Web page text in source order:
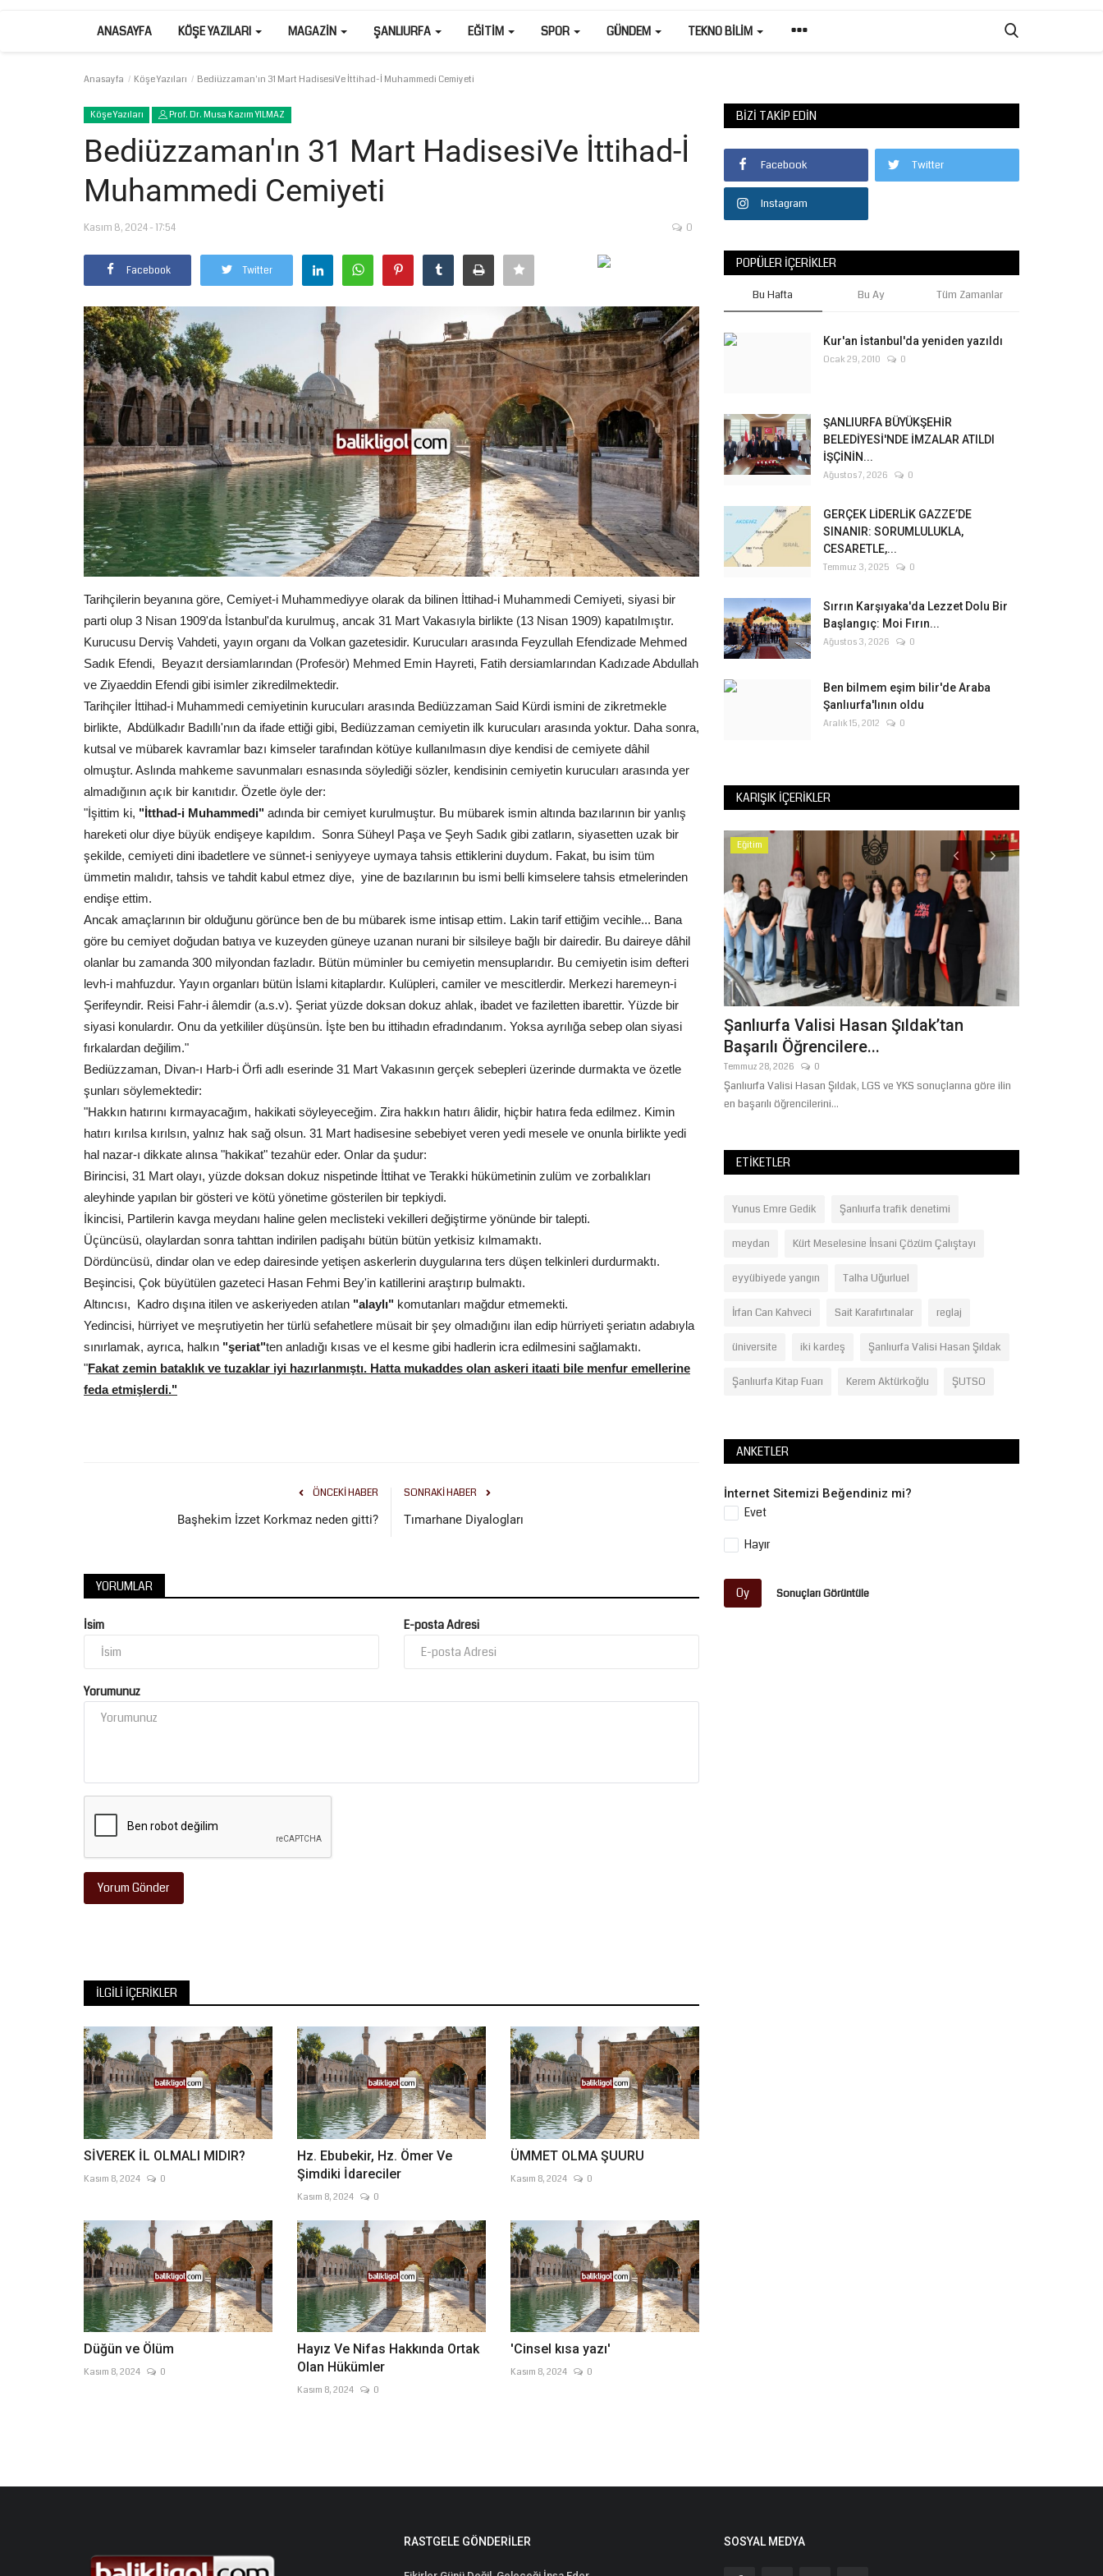
ANASAYFA KÖŞE YAZILARI MAGAZIN ŞANLIURFA EĞITIM SPOR GÜNDEM TEKNO BILIM
Anasayfa Köşe Yazıları Bediüzzaman'ın 31 Mart HadisesiVe İttihad-İ Muhammedi Cemiyeti
Köşe Yazıları Prof. Dr. Musa Kazım YILMAZ
Bediüzzaman'ın 31 Mart HadisesiVe İttihad-İ
Muhammedi Cemiyeti
Kasım 8, 2024 - 17:54 0
Facebook Twitter
Tarihçilerin beyanına göre, Cemiyet-i Muhammediyye olarak da bilinen İttihad-i Muhammedi Cemiyeti, siyasi bir
parti olup 3 Nisan 1909'da İstanbul'da kurulmuş, ancak 31 Mart Vakasıyla birlikte (13 Nisan 1909) kapatılmıştır.
Kurucusu Derviş Vahdeti, yayın organı da Volkan gazetesidir. Kurucuları arasında Feyzullah Efendizade Mehmed
Sadık Efendi, Beyazıt dersiamlarından (Profesör) Mehmed Emin Hayreti, Fatih dersiamlarından Kadızade Abdullah
ve Ziyaeddin Efendi gibi isimler zikredilmektedir.
Tarihçiler İttihad-i Muhammedi cemiyetinin kurucuları arasında Bediüzzaman Said Kürdi ismini de zikretmekle
birlikte, Abdülkadır Badıllı'nın da ifade ettiği gibi, Bediüzzaman cemiyetin ilk kurucuları arasında yoktur. Daha sonra,
kutsal ve mübarek kavramlar bazı kimseler tarafından kötüye kullanılmasın diye kendisi de cemiyete dâhil
olmuştur. Aslında mahkeme savunmaları esnasında söylediği sözler, kendisinin cemiyetin kurucuları arasında yer
almadığının açık bir kanıtıdır. Özetle öyle der:
"İşittim ki, "İtthad-i Muhammedi" adında bir cemiyet kurulmuştur. Bu mübarek ismin altında bazılarının bir yanlış
hareketi olur diye büyük endişeye kapıldım. Sonra Süheyl Paşa ve Şeyh Sadık gibi zatların, siyasetten uzak bir
şekilde, cemiyeti dini ibadetlere ve sünnet-i seniyyeye uymaya tahsis ettiklerini duydum. Fakat, bu isim tüm
ümmetin malıdır, tahsis ve tahdit kabul etmez diye, yine de bazılarının bu ismi belli kimselere tahsis etmelerinden
endişe ettim.
Ancak amaçlarının bir olduğunu görünce ben de bu mübarek isme intisap ettim. Lakin tarif ettiğim vecihle... Bana
göre bu cemiyet doğudan batıya ve kuzeyden güneye uzanan nurani bir silsileye bağlı bir dairedir. Bu daireye dâhil
olanlar bu zamanda 300 milyondan fazladır. Bütün müminler bu cemiyetin mensuplarıdır. Bu cemiyetin isim defteri
levh-i mahfuzdur. Yayın organları bütün İslami kitaplardır. Kulüpleri, camiler ve mescitlerdir. Merkezi haremeyn-i
Şerifeyndir. Reisi Fahr-i âlemdir (a.s.v). Şeriat yüzde doksan dokuz ahlak, ibadet ve faziletten ibarettir. Yüzde bir
siyasi konulardır. Onu da yetkililer düşünsün. İşte ben bu ittihadın efradındanım. Yoksa ayrılığa sebep olan siyasi
fırkalardan değilim."
Bediüzzaman, Divan-ı Harb-i Örfi adlı eserinde 31 Mart Vakasının gerçek sebepleri üzerinde durmakta ve özetle
şunları söylemektedir:
"Hakkın hatırını kırmayacağım, hakikati söyleyeceğim. Zira hakkın hatırı âlidir, hiçbir hatıra feda edilmez. Kimin
hatırı kırılsa kırılsın, yalnız hak sağ olsun. 31 Mart hadisesine sebebiyet veren yedi mesele ve onunla birlikte yedi
hal nazar-ı dikkate alınsa "hakikat" tezahür eder. Onlar da şudur:
Birincisi, 31 Mart olayı, yüzde doksan dokuz nispetinde İttihat ve Terakki hükümetinin zulüm ve zorbalıkları
aleyhinde yapılan bir gösteri ve kötü yönetime gösterilen bir tepkiydi.
İkincisi, Partilerin kavga meydanı haline gelen meclisteki vekilleri değiştirme yönünde bir talepti.
Üçüncüsü, olaylardan sonra tahttan indirilen padişahı bütün bütün yetkisiz kılmamaktı.
Dördüncüsü, dindar olan ve edep dairesinde yetişen askerlerin duygularına ters düşen telkinleri durdurmaktı.
Beşincisi, Çok büyütülen gazeteci Hasan Fehmi Bey'in katillerini araştırıp bulmaktı.
Altıncısı, Kadro dışına itilen ve askeriyeden atılan "alaylı" komutanları mağdur etmemekti.
Yedincisi, hürriyet ve meşrutiyetin her türlü sefahetlere müsait bir şey olmadığını ilan edip hürriyeti şeriatın adabıyla
sınırlamak, ayrıca, halkın "şeriat"ten anladığı kısas ve el kesme gibi hadlerin icra edilmesini sağlamaktı.
"Fakat zemin bataklık ve tuzaklar iyi hazırlanmıştı. Hatta mukaddes olan askeri itaati bile menfur emellerine
feda etmişlerdi."
ÖNCEKI HABER
Başhekim İzzet Korkmaz neden gitti?
SONRAKI HABER
Tımarhane Diyalogları
YORUMLAR
İsim E-posta Adresi
Yorumunuz
Yorum Gönder
İLGILI İÇERIKLER
SİVEREK İL OLMALI MIDIR?
Kasım 8, 2024 0
Hz. Ebubekir, Hz. Ömer Ve
Şimdiki İdareciler
Kasım 8, 2024 0
ÜMMET OLMA ŞUURU
Kasım 8, 2024 0
Düğün ve Ölüm
Kasım 8, 2024 0
Hayız Ve Nifas Hakkında Ortak
Olan Hükümler
Kasım 8, 2024 0
'Cinsel kısa yazı'
Kasım 8, 2024 0
BIZI TAKIP EDIN
Facebook Twitter
Instagram
POPÜLER İÇERIKLER
Bu Hafta Bu Ay Tüm Zamanlar
Kur'an İstanbul'da yeniden yazıldı
Ocak 29, 2010 0
ŞANLIURFA BÜYÜKŞEHİR
BELEDİYESİ'NDE İMZALAR ATILDI
İŞÇİNİN...
Ağustos 7, 2026 0
GERÇEK LİDERLİK GAZZE’DE
SINANIR: SORUMLULUKLA,
CESARETLE,...
Temmuz 3, 2025 0
Sırrın Karşıyaka'da Lezzet Dolu Bir
Başlangıç: Moi Fırın...
Ağustos 3, 2026 0
Ben bilmem eşim bilir'de Araba
Şanlıurfa'lının oldu
Aralık 15, 2012 0
KARIŞIK İÇERIKLER
Yaşam
Şanlıurfa’da Kavurucu Sıcaklar Geri
Dönüyor: Termometreler...
Temmuz 27, 2026 0
Meteoroloji Genel Müdürlüğü’nün (MGM) yayımladığı son hava
tahmin haritalarına göre,...
Siyaset
CHP’de Şanlıurfa Çatlağı: Mahmut
Haziran 10, 2026 0
deklarasyonuna Şanlıurfa...
Eğitim
Şanlıurfa Valisi Hasan Şıldak’tan
Başarılı Öğrencilere...
Temmuz 28, 2026 0
Şanlıurfa Valisi Hasan Şıldak, LGS ve YKS sonuçlarına göre ilin
en başarılı öğrencilerini...
ETIKETLER
Yunus Emre Gedik Şanlıurfa trafik denetimi
meydan Kürt Meselesine İnsani Çözüm Çalıştayı
eyyübiyede yangın Talha Uğurluel
İrfan Can Kahveci Sait Karafırtınalar reglaj
üniversite iki kardeş Şanlıurfa Valisi Hasan Şıldak
Şanlıurfa Kitap Fuarı Kerem Aktürkoğlu ŞUTSO
ANKETLER
İnternet Sitemizi Beğendiniz mi?
Evet
Hayır
Oy Sonuçları Görüntüle
RASTGELE GÖNDERILER SOSYAL MEDYA